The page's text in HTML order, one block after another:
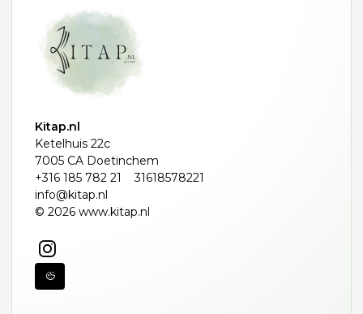
Kitap.nl
Ketelhuis 22c
7005 CA Doetinchem
+316 185 782 21
31618578221
info@kitap.nl
© 2026 www.kitap.nl